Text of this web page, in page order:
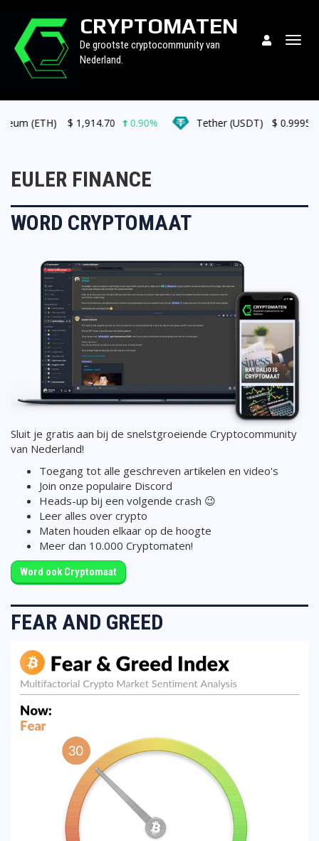
CRYPTOMATEN
De grootste cryptocommunity van
Nederland.
(ETH) 1,914.70 0.90% Tether (USDT) $ 0.999527
EULER FINANCE
WORD CRYPTOMAAT
Sluit je gratis aan bij de snelstgroeiende Cryptocommunity
van Nederland!
Toegang tot alle geschreven artikelen en video's
Join onze populaire Discord
Heads-up bij een volgende crash 😉
Leer alles over crypto
Maten houden elkaar op de hoogte
Meer dan 10.000 Cryptomaten!
Word ook Cryptomaat
FEAR AND GREED